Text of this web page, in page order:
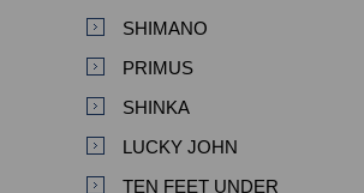
SHIMANO
PRIMUS
SHINKA
LUCKY JOHN
TEN FEET UNDER